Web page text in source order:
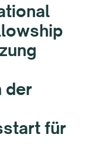
der
für